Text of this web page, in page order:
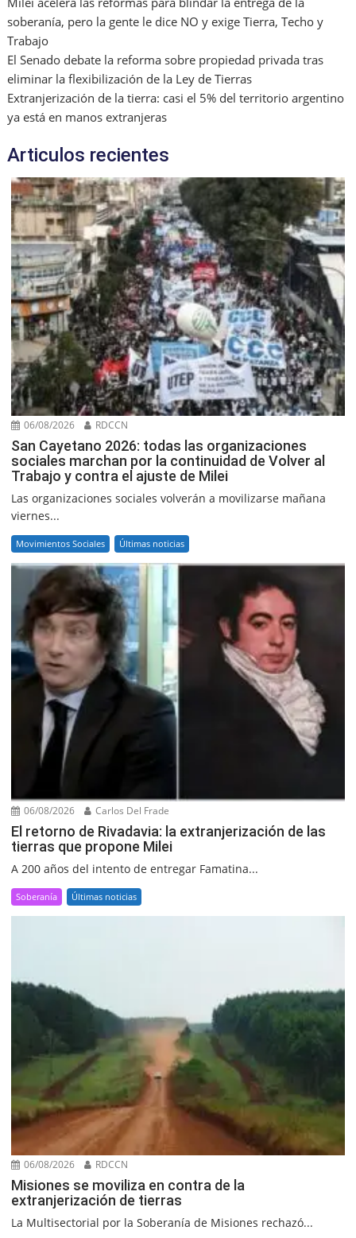
soberanía, pero la gente le dice NO y exige Tierra, Techo y
Trabajo
El Senado debate la reforma sobre propiedad privada tras
eliminar la flexibilización de la Ley de Tierras
Extranjerización de la tierra: casi el 5% del territorio argentino
ya está en manos extranjeras
Articulos recientes
06/08/2026 RDCCN
San Cayetano 2026: todas las organizaciones
sociales marchan por la continuidad de Volver al
Trabajo y contra el ajuste de Milei
Las organizaciones sociales volverán a movilizarse mañana
viernes...
Movimientos Sociales Últimas noticias
06/08/2026 Carlos Del Frade
El retorno de Rivadavia: la extranjerización de las
tierras que propone Milei
A 200 años del intento de entregar Famatina...
Soberanía Últimas noticias
06/08/2026 RDCCN
Misiones se moviliza en contra de la
extranjerización de tierras
La Multisectorial por la Soberanía de Misiones rechazó...